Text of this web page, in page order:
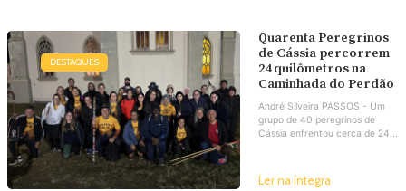
DESTAQUES
Quarenta Peregrinos
de Cássia percorrem
24 quilômetros na
Caminhada do Perdão
André Silveira PASSOS - Um
grupo de 40 peregrinos de
Cássia enfrentou cerca de 24...
Ler na íntegra